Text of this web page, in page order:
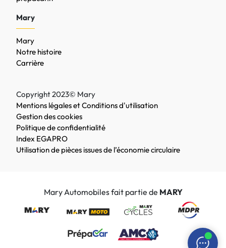
Mary
Mary
Notre histoire
Carrière
Copyright 2023© Mary
Mentions légales et Conditions d'utilisation
Gestion des cookies
Politique de confidentialité
Index EGAPRO
Utilisation de pièces issues de l’économie circulaire
Mary Automobiles fait partie de MARY